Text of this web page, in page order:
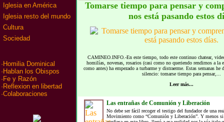
Iglesia en América
Iglesia resto del mundo
Cultura
Sociedad
· Homilia Dominical
· Hablan los Obispos
· Fe y Razón
· Reflexion en libertad
·Colaboraciones
Tomarse tiempo para pensar y
nos está pasando estos
CAMINEO.INFO.-En este tiempo, todo este continuo chatear,
homilías, novenas, rosarios (casi como no queriendo rendirnos a la
como antes) ha empezado a turbarme y distraerme. Estas semanas
silencio: tomarse tiempo para pensar,...
Leer más...
Las entrañas de Comunión y Liberación
No debe ser fácil recoger el testigo del fundador de una
Movimiento como “Comunión y Liberación”. Y menos